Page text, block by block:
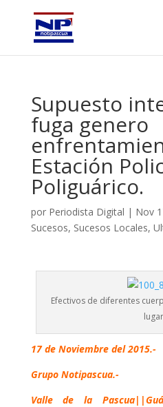
Supuesto
fuga genero
Estación
Poliguárico.
por Periodista Digital | Nov
Sucesos, Sucesos Locales,
Efectivos de diferentes
lugar
17 de Noviembre del 2015.-
Grupo Notipascua.-
Valle de la